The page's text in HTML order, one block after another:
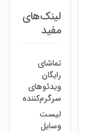
لینک‌های
مفید
تماشای
رایگان
ویدئوهای
سرگرم‌کننده
لیست
وسایل